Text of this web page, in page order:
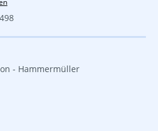
- Hammermüller